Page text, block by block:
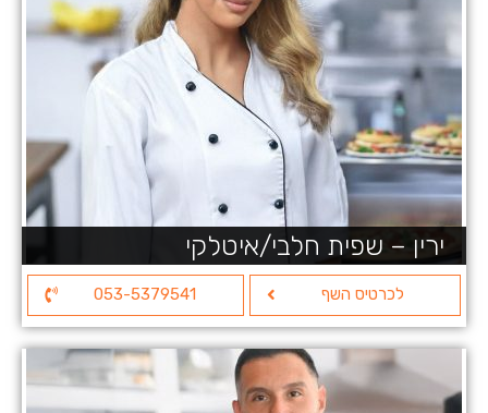
ירין – שפית חלבי/איטלקי
לכרטיס השף 053-5379541